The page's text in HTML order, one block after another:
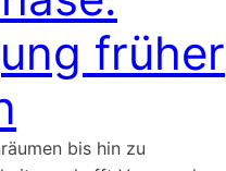
früher
bis hin zu